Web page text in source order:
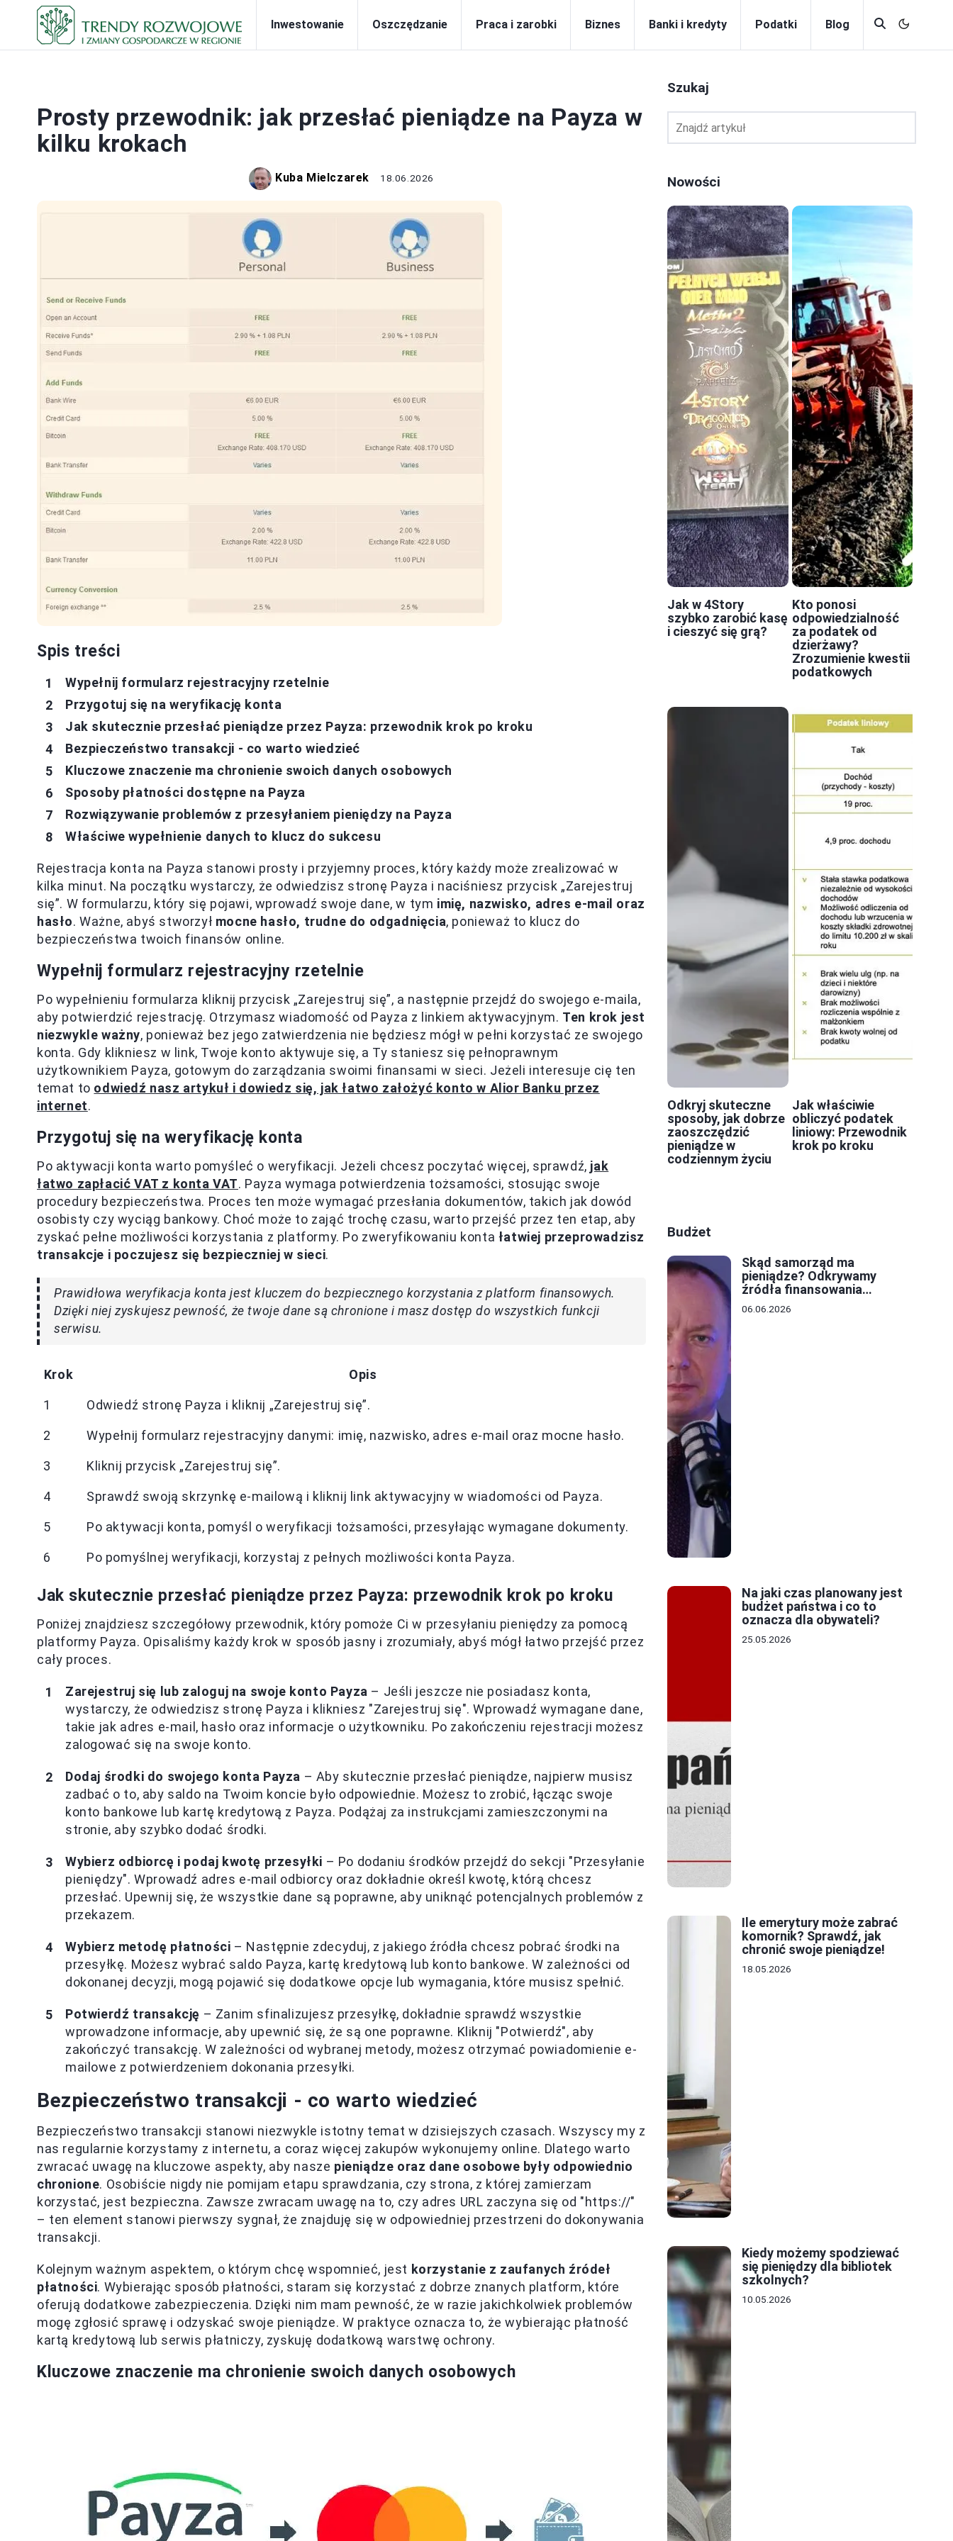
Inwestowanie Oszczędzanie Praca i zarobki Biznes Banki i kredyty Podatki Blog
Prosty przewodnik: jak przesłać pieniądze na Payza w
kilku krokach
Kuba Mielczarek 18.06.2026
Spis treści
Wypełnij formularz rejestracyjny rzetelnie
Przygotuj się na weryfikację konta
Jak skutecznie przesłać pieniądze przez Payza: przewodnik krok po kroku
Bezpieczeństwo transakcji - co warto wiedzieć
Kluczowe znaczenie ma chronienie swoich danych osobowych
Sposoby płatności dostępne na Payza
Rozwiązywanie problemów z przesyłaniem pieniędzy na Payza
Właściwe wypełnienie danych to klucz do sukcesu
Rejestracja konta na Payza stanowi prosty i przyjemny proces, który każdy może zrealizować w
kilka minut. Na początku wystarczy, że odwiedzisz stronę Payza i naciśniesz przycisk „Zarejestruj
się”. W formularzu, który się pojawi, wprowadź swoje dane, w tym imię, nazwisko, adres e-mail oraz
hasło. Ważne, abyś stworzył mocne hasło, trudne do odgadnięcia, ponieważ to klucz do
bezpieczeństwa twoich finansów online.
Wypełnij formularz rejestracyjny rzetelnie
Po wypełnieniu formularza kliknij przycisk „Zarejestruj się”, a następnie przejdź do swojego e-maila,
aby potwierdzić rejestrację. Otrzymasz wiadomość od Payza z linkiem aktywacyjnym. Ten krok jest
niezwykle ważny, ponieważ bez jego zatwierdzenia nie będziesz mógł w pełni korzystać ze swojego
konta. Gdy klikniesz w link, Twoje konto aktywuje się, a Ty staniesz się pełnoprawnym
użytkownikiem Payza, gotowym do zarządzania swoimi finansami w sieci. Jeżeli interesuje cię ten
temat to odwiedź nasz artykuł i dowiedz się, jak łatwo założyć konto w Alior Banku przez
internet.
Przygotuj się na weryfikację konta
Po aktywacji konta warto pomyśleć o weryfikacji. Jeżeli chcesz poczytać więcej, sprawdź, jak
łatwo zapłacić VAT z konta VAT. Payza wymaga potwierdzenia tożsamości, stosując swoje
procedury bezpieczeństwa. Proces ten może wymagać przesłania dokumentów, takich jak dowód
osobisty czy wyciąg bankowy. Choć może to zająć trochę czasu, warto przejść przez ten etap, aby
zyskać pełne możliwości korzystania z platformy. Po zweryfikowaniu konta łatwiej przeprowadzisz
transakcje i poczujesz się bezpieczniej w sieci.
Prawidłowa weryfikacja konta jest kluczem do bezpiecznego korzystania z platform finansowych.
Dzięki niej zyskujesz pewność, że twoje dane są chronione i masz dostęp do wszystkich funkcji
serwisu.
Krok Opis
1 Odwiedź stronę Payza i kliknij „Zarejestruj się”.
2 Wypełnij formularz rejestracyjny danymi: imię, nazwisko, adres e-mail oraz mocne hasło.
3 Kliknij przycisk „Zarejestruj się”.
4 Sprawdź swoją skrzynkę e-mailową i kliknij link aktywacyjny w wiadomości od Payza.
5 Po aktywacji konta, pomyśl o weryfikacji tożsamości, przesyłając wymagane dokumenty.
6 Po pomyślnej weryfikacji, korzystaj z pełnych możliwości konta Payza.
Jak skutecznie przesłać pieniądze przez Payza: przewodnik krok po kroku
Poniżej znajdziesz szczegółowy przewodnik, który pomoże Ci w przesyłaniu pieniędzy za pomocą
platformy Payza. Opisaliśmy każdy krok w sposób jasny i zrozumiały, abyś mógł łatwo przejść przez
cały proces.
Zarejestruj się lub zaloguj na swoje konto Payza – Jeśli jeszcze nie posiadasz konta,
wystarczy, że odwiedzisz stronę Payza i klikniesz "Zarejestruj się". Wprowadź wymagane dane,
takie jak adres e-mail, hasło oraz informacje o użytkowniku. Po zakończeniu rejestracji możesz
zalogować się na swoje konto.
Dodaj środki do swojego konta Payza – Aby skutecznie przesłać pieniądze, najpierw musisz
zadbać o to, aby saldo na Twoim koncie było odpowiednie. Możesz to zrobić, łącząc swoje
konto bankowe lub kartę kredytową z Payza. Podążaj za instrukcjami zamieszczonymi na
stronie, aby szybko dodać środki.
Wybierz odbiorcę i podaj kwotę przesyłki – Po dodaniu środków przejdź do sekcji "Przesyłanie
pieniędzy". Wprowadź adres e-mail odbiorcy oraz dokładnie określ kwotę, którą chcesz
przesłać. Upewnij się, że wszystkie dane są poprawne, aby uniknąć potencjalnych problemów z
przekazem.
Wybierz metodę płatności – Następnie zdecyduj, z jakiego źródła chcesz pobrać środki na
przesyłkę. Możesz wybrać saldo Payza, kartę kredytową lub konto bankowe. W zależności od
dokonanej decyzji, mogą pojawić się dodatkowe opcje lub wymagania, które musisz spełnić.
Potwierdź transakcję – Zanim sfinalizujesz przesyłkę, dokładnie sprawdź wszystkie
wprowadzone informacje, aby upewnić się, że są one poprawne. Kliknij "Potwierdź", aby
zakończyć transakcję. W zależności od wybranej metody, możesz otrzymać powiadomienie e-
mailowe z potwierdzeniem dokonania przesyłki.
Bezpieczeństwo transakcji - co warto wiedzieć
Bezpieczeństwo transakcji stanowi niezwykle istotny temat w dzisiejszych czasach. Wszyscy my z
nas regularnie korzystamy z internetu, a coraz więcej zakupów wykonujemy online. Dlatego warto
zwracać uwagę na kluczowe aspekty, aby nasze pieniądze oraz dane osobowe były odpowiednio
chronione. Osobiście nigdy nie pomijam etapu sprawdzania, czy strona, z której zamierzam
korzystać, jest bezpieczna. Zawsze zwracam uwagę na to, czy adres URL zaczyna się od "https://"
– ten element stanowi pierwszy sygnał, że znajduję się w odpowiedniej przestrzeni do dokonywania
transakcji.
Kolejnym ważnym aspektem, o którym chcę wspomnieć, jest korzystanie z zaufanych źródeł
płatności. Wybierając sposób płatności, staram się korzystać z dobrze znanych platform, które
oferują dodatkowe zabezpieczenia. Dzięki nim mam pewność, że w razie jakichkolwiek problemów
mogę zgłosić sprawę i odzyskać swoje pieniądze. W praktyce oznacza to, że wybierając płatność
kartą kredytową lub serwis płatniczy, zyskuję dodatkową warstwę ochrony.
Kluczowe znaczenie ma chronienie swoich danych osobowych
Szukaj
Nowości
Jak w 4Story
szybko zarobić kasę
i cieszyć się grą?
Kto ponosi
odpowiedzialność
za podatek od
dzierżawy?
Zrozumienie kwestii
podatkowych
Odkryj skuteczne
sposoby, jak dobrze
zaoszczędzić
pieniądze w
codziennym życiu
Jak właściwie
obliczyć podatek
liniowy: Przewodnik
krok po kroku
Budżet
Skąd samorząd ma
pieniądze? Odkrywamy
źródła finansowania
lokalnych budżetów
06.06.2026
Na jaki czas planowany jest
budżet państwa i co to
oznacza dla obywateli?
25.05.2026
Ile emerytury może zabrać
komornik? Sprawdź, jak
chronić swoje pieniądze!
18.05.2026
Kiedy możemy spodziewać
się pieniędzy dla bibliotek
szkolnych?
10.05.2026